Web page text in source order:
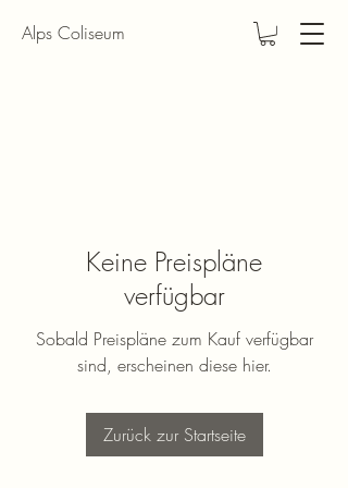
Alps Coliseum
Keine Preispläne
verfügbar
Sobald Preispläne zum Kauf verfügbar
sind, erscheinen diese hier.
Zurück zur Startseite